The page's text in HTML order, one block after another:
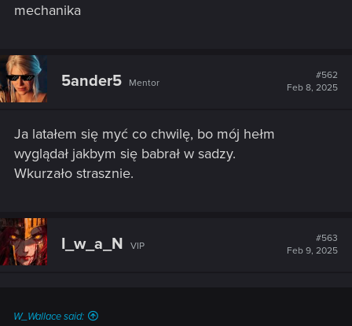
mechanika
5ander5 Mentor
#562
Feb 8, 2025
Ja latałem się myć co chwilę, bo mój hełm
wyglądał jakbym się babrał w sadzy.
Wkurzało strasznie.
I_w_a_N VIP
#563
Feb 9, 2025
W_Wallace said: